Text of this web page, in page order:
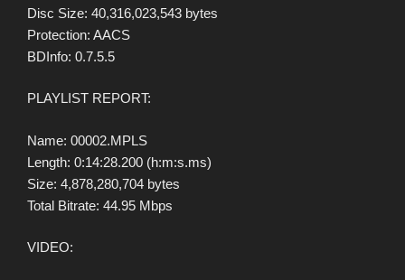
Disc Size: 40,316,023,543 bytes
Protection: AACS
BDInfo: 0.7.5.5
PLAYLIST REPORT:
Name: 00002.MPLS
Length: 0:14:28.200 (h:m:s.ms)
Size: 4,878,280,704 bytes
Total Bitrate: 44.95 Mbps
VIDEO: